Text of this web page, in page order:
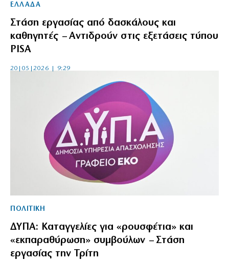
ΕΛΛΑΔΑ
Στάση εργασίας από δασκάλους και
καθηγητές – Αντιδρούν στις εξετάσεις τύπου
PISA
20|05|2026 | 9:29
ΠΟΛΙΤΙΚΗ
ΔΥΠΑ: Καταγγελίες για «ρουσφέτια» και
«εκπαραθύρωση» συμβούλων – Στάση
εργασίας την Τρίτη